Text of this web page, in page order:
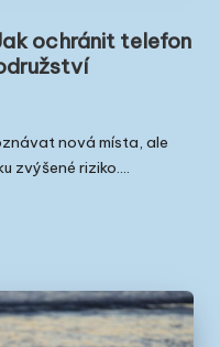
ochránit telefon
nová místa, ale
zvýšené riziko.…